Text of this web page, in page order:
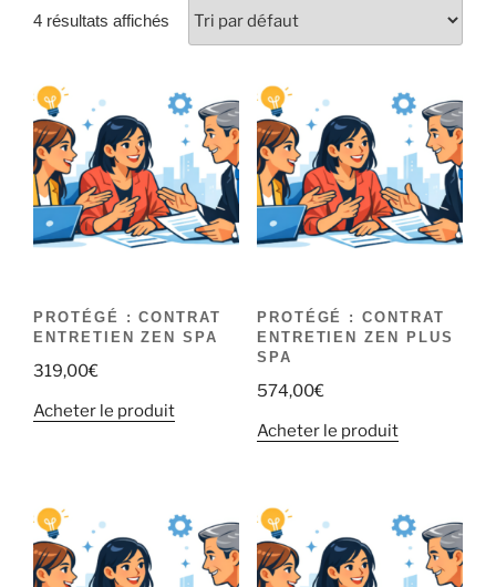
4 résultats affichés
PROTÉGÉ : CONTRAT
ENTRETIEN ZEN SPA
319,00€
Acheter le produit
PROTÉGÉ : CONTRAT
ENTRETIEN ZEN PLUS
SPA
574,00€
Acheter le produit